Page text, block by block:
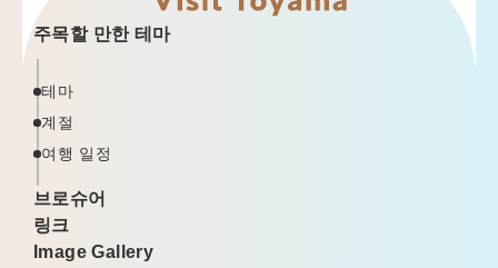
주목할 만한 테마
테마
계절
여행 일정
브로슈어
링크
Image Gallery